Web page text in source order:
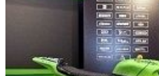
Marques